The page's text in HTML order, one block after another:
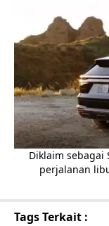
Diklaim sebagai
perjalanan
Tags Terkait :